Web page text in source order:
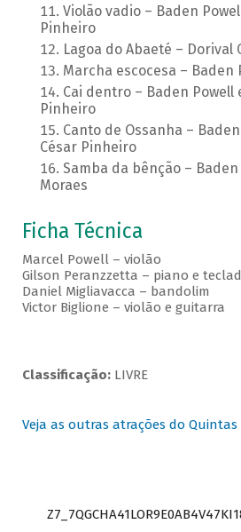
Violão vadio – Baden
Pinheiro
Lagoa do Abaeté – Dorival
Marcha escocesa – Baden
Cai dentro – Baden Powell
Pinheiro
Canto de Ossanha –
César Pinheiro
Samba da bênção –
Moraes
Ficha Técnica
Marcel Powell – violão
Gilson Peranzzetta – piano e
Daniel Migliavacca – bandolim
Victor Biglione – violão e guitarra
Classificação: LIVRE
Veja as outras atrações do Quintas